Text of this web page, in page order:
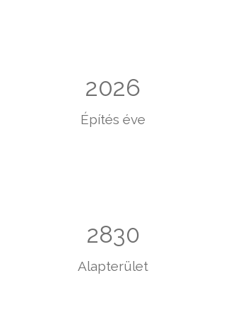
2026
Építés éve
2830
Alapterület